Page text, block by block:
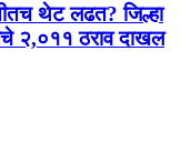
थेट लढत? जिल्हा
२,०११ ठराव दाखल